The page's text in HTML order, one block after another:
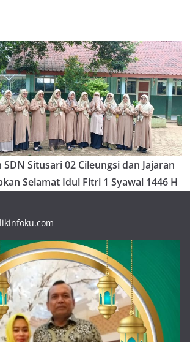
SDN Situsari 02 Cileungsi dan Jajaran
Selamat Idul Fitri 1 Syawal 1446 H